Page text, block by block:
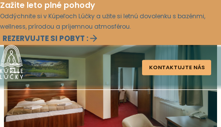
Zažite leto plné pohody
Oddýchnite si v Kúpeľoch Lúčky a užite si letnú dovolenku s bazénmi,
wellness, prírodou a príjemnou atmosférou.
REZERVUJTE SI POBYT :
KONTAKTUJTE NÁS